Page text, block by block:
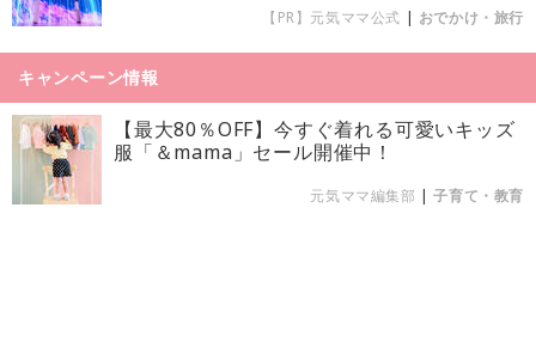
【PR】元気ママ公式 | おでかけ・旅行
キャンペーン情報
【最大80％OFF】今すぐ着れる可愛いキッズ
服「＆mama」セール開催中！
元気ママ編集部 |子育て・教育